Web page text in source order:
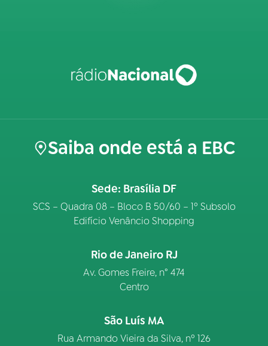
Saiba onde está a EBC
Sede: Brasília DF
SCS – Quadra 08 – Bloco B 50/60 – 1º Subsolo
Edifício Venâncio Shopping
Rio de Janeiro RJ
Av. Gomes Freire, n° 474
Centro
São Luís MA
Rua Armando Vieira da Silva, nº 126